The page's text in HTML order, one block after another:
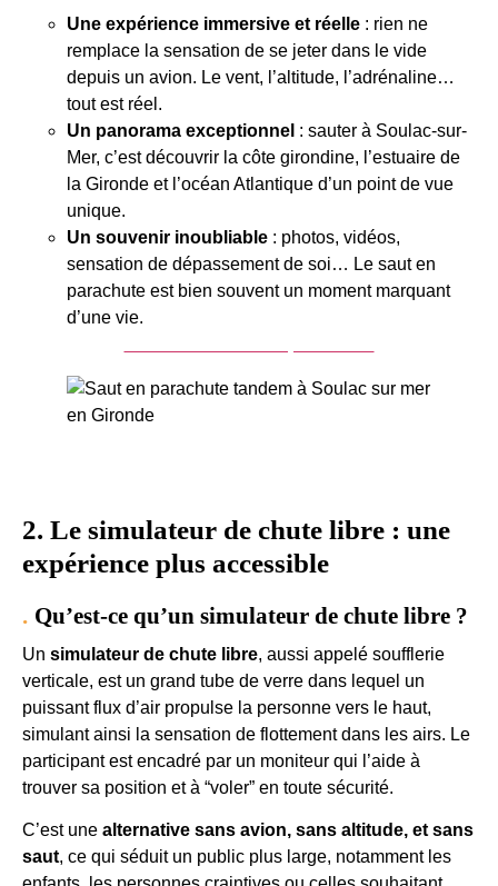
Une expérience immersive et réelle : rien ne
remplace la sensation de se jeter dans le vide
depuis un avion. Le vent, l’altitude, l’adrénaline…
tout est réel.
Un panorama exceptionnel : sauter à Soulac-sur-
Mer, c’est découvrir la côte girondine, l’estuaire de
la Gironde et l’océan Atlantique d’un point de vue
unique.
Un souvenir inoubliable : photos, vidéos,
sensation de dépassement de soi… Le saut en
parachute est bien souvent un moment marquant
d’une vie.
2. Le simulateur de chute libre : une
expérience plus accessible
Qu’est-ce qu’un simulateur de chute libre ?
Un simulateur de chute libre, aussi appelé soufflerie
verticale, est un grand tube de verre dans lequel un
puissant flux d’air propulse la personne vers le haut,
simulant ainsi la sensation de flottement dans les airs. Le
participant est encadré par un moniteur qui l’aide à
trouver sa position et à “voler” en toute sécurité.
C’est une alternative sans avion, sans altitude, et sans
saut, ce qui séduit un public plus large, notamment les